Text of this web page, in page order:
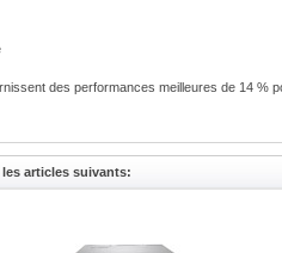
des performances meilleures de 14 %
faible de 37 % par rapport à la mémoire
environnementale dans votre data center
articles suivants: